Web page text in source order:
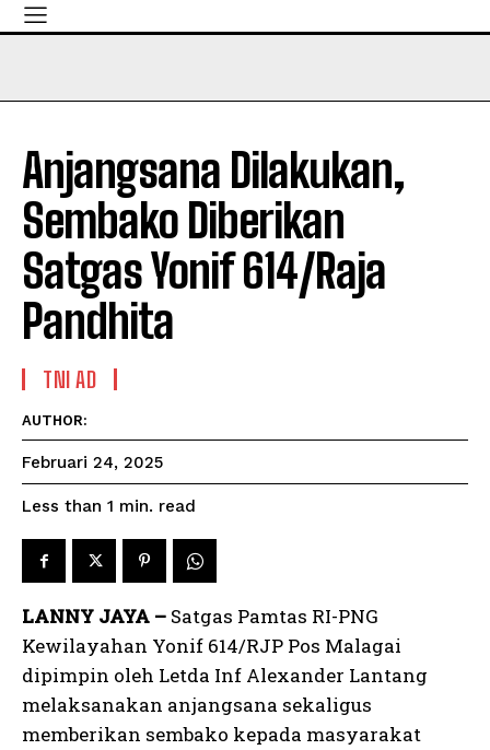
Anjangsana Dilakukan,
Sembako Diberikan
Satgas Yonif 614/Raja
Pandhita
TNI AD
AUTHOR:
Februari 24, 2025
Less than 1 min. read
LANNY JAYA – Satgas Pamtas RI-PNG
Kewilayahan Yonif 614/RJP Pos Malagai
dipimpin oleh Letda Inf Alexander Lantang
melaksanakan anjangsana sekaligus
memberikan sembako kepada masyarakat